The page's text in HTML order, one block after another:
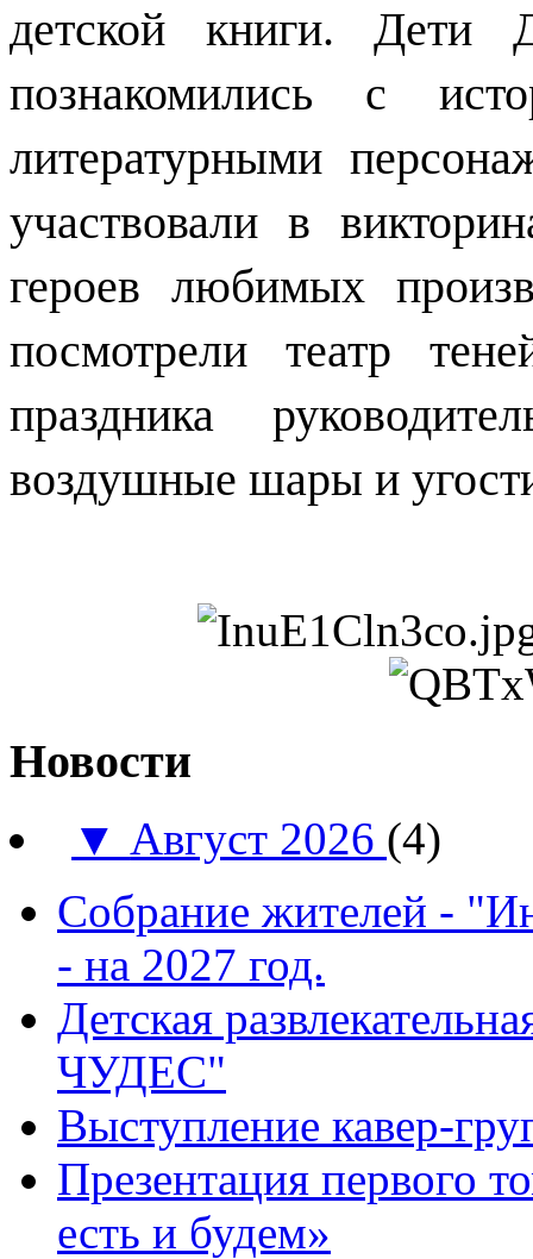
детской книги. Дети
познакомились с
литературными
участвовали в
героев любимых
посмотрели театр
праздника
воздушные шары и
Новости
▼ Август 2026 (4)
Собрание жителей -
- на 2027 год.
Детская
ЧУДЕС"
Выступление кавер-
Презентация первого
есть и будем»